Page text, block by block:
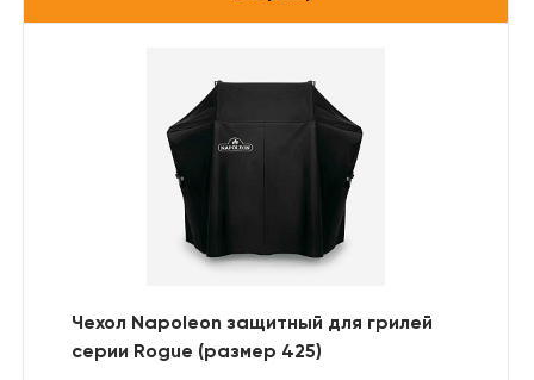
Чехол Napoleon защитный для грилей
серии Rogue (размер 425)